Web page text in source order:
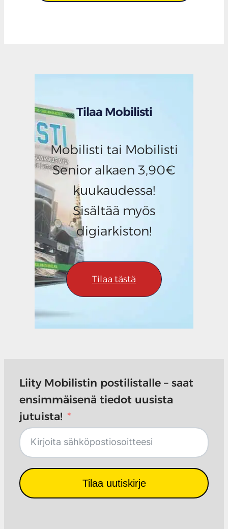
Tilaa Mobilisti
Mobilisti tai Mobilisti
Senior alkaen 3,90€
kuukaudessa!
Sisältää myös
digiarkiston!
Tilaa tästä
Liity Mobilistin postilistalle – saat
ensimmäisenä tiedot uusista
jutuista!
Tilaa uutiskirje